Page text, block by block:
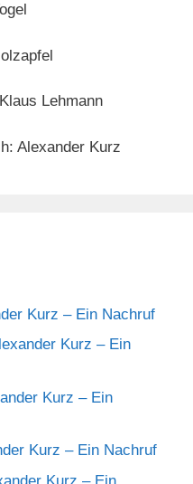
Lehmann
Alexander Kurz
Kurz – Ein Nachruf
Kurz – Ein
Kurz – Ein
Kurz – Ein Nachruf
Kurz – Ein